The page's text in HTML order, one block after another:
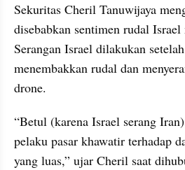
Sekuritas Cheril Tanuwijaya
disebabkan sentimen rudal Israel
Serangan Israel dilakukan
menembakkan rudal dan
drone.
“Betul (karena Israel serang
pelaku pasar khawatir terhadap
yang luas,” ujar Cheril saat